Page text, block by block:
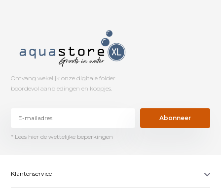
Ontvang wekelijk onze digitale folder
boordevol aanbiedingen en koopjes.
Abonneer
* Lees hier de wettelijke beperkingen
Klantenservice